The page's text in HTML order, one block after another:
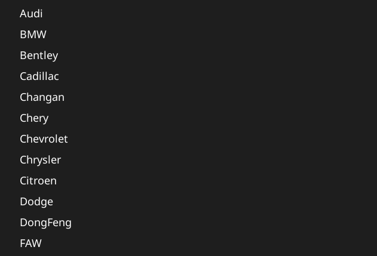
Audi
BMW
Bentley
Cadillac
Changan
Chery
Chevrolet
Chrysler
Citroen
Dodge
DongFeng
FAW